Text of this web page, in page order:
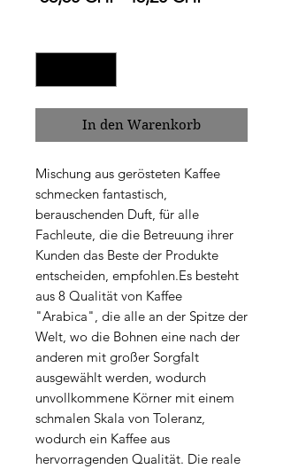
In den Warenkorb
Mischung aus gerösteten Kaffee
schmecken fantastisch,
berauschenden Duft, für alle
Fachleute, die die Betreuung ihrer
Kunden das Beste der Produkte
entscheiden, empfohlen.Es besteht
aus 8 Qualität von Kaffee
"Arabica", die alle an der Spitze der
Welt, wo die Bohnen eine nach der
anderen mit großer Sorgfalt
ausgewählt werden, wodurch
unvollkommene Körner mit einem
schmalen Skala von Toleranz,
wodurch ein Kaffee aus
hervorragenden Qualität. Die reale